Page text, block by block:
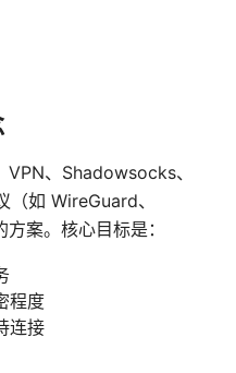
、Shadowsocks、
如 WireGuard、
案。核心目标是：
程度
连接